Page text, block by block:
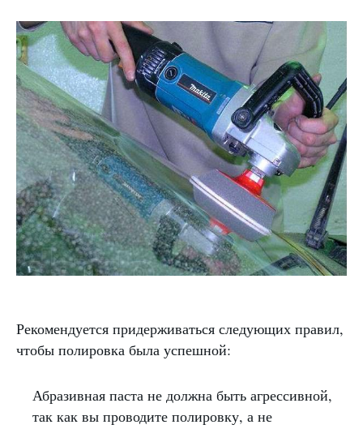
Рекомендуется придерживаться следующих правил,
чтобы полировка была успешной:
Абразивная паста не должна быть агрессивной,
так как вы проводите полировку, а не